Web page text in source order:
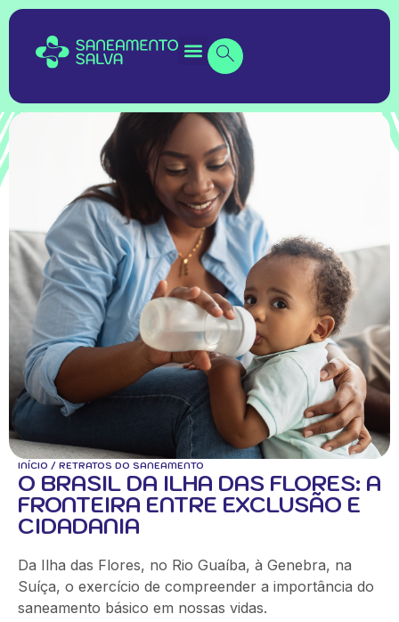
INÍCIO / RETRATOS DO SANEAMENTO
O BRASIL DA ILHA DAS FLORES: A
FRONTEIRA ENTRE EXCLUSÃO E
CIDADANIA
Da Ilha das Flores, no Rio Guaíba, à Genebra, na
Suíça, o exercício de compreender a importância do
saneamento básico em nossas vidas.